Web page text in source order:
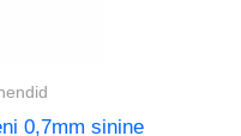
0,7mm sinine